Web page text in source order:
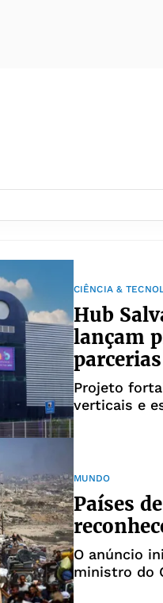
CIÊNCIA &
Hub
lançam
parcerias
Projeto
verticais e
MUNDO
Países
O anúncio
ministro do